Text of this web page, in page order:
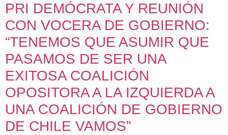
PRI DEMÓCRATA Y REUNIÓN
CON VOCERA DE GOBIERNO:
“TENEMOS QUE ASUMIR QUE
PASAMOS DE SER UNA
EXITOSA COALICIÓN
OPOSITORA A LA IZQUIERDA A
UNA COALICIÓN DE GOBIERNO
DE CHILE VAMOS”